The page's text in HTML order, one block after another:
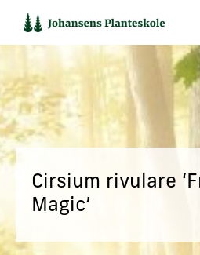
indholdet
Cirsium rivulare
Magic’